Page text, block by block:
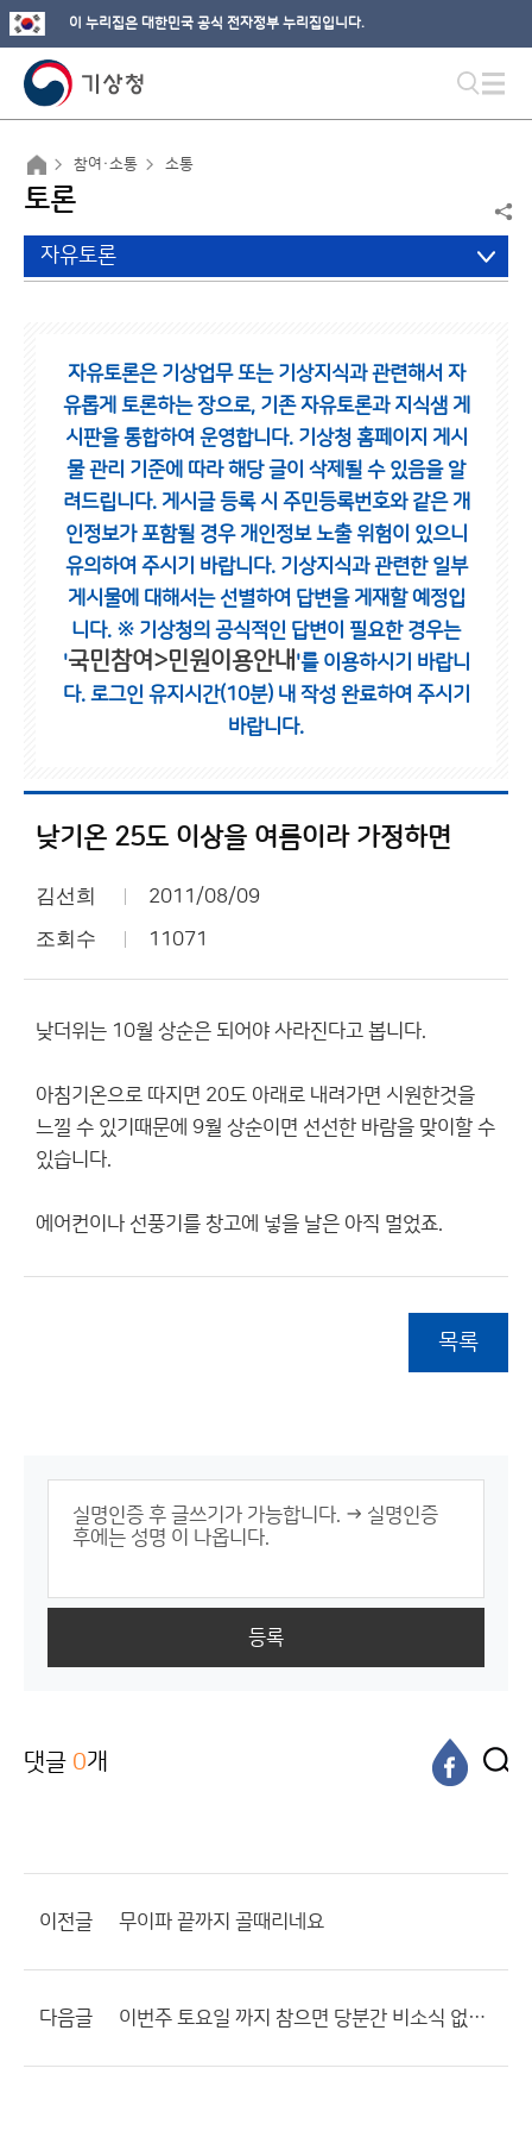
이 누리집은 대한민국 공식 전자정부 누리집입니다.
참여·소통 소통
토론
자유토론
자유토론은 기상업무 또는 기상지식과 관련해서 자
유롭게 토론하는 장으로, 기존 자유토론과 지식샘 게
시판을 통합하여 운영합니다. 기상청 홈페이지 게시
물 관리 기준에 따라 해당 글이 삭제될 수 있음을 알
려드립니다. 게시글 등록 시 주민등록번호와 같은 개
인정보가 포함될 경우 개인정보 노출 위험이 있으니
유의하여 주시기 바랍니다. 기상지식과 관련한 일부
게시물에 대해서는 선별하여 답변을 게재할 예정입
니다. ※ 기상청의 공식적인 답변이 필요한 경우는
'국민참여>민원이용안내 '를 이용하시기 바랍니
다. 로그인 유지시간(10분) 내 작성 완료하여 주시기
바랍니다.
낮기온 25도 이상을 여름이라 가정하면
김선희 2011/08/09
조회수 11071
낮더위는 10월 상순은 되어야 사라진다고 봅니다.
아침기온으로 따지면 20도 아래로 내려가면 시원한것을
느낄 수 있기때문에 9월 상순이면 선선한 바람을 맞이할 수
있습니다.
에어컨이나 선풍기를 창고에 넣을 날은 아직 멀었죠.
목록
등록
댓글 0개
이전글 무이파 끝까지 골때리네요
다음글 이번주 토요일 까지 참으면 당분간 비소식 없겠네요